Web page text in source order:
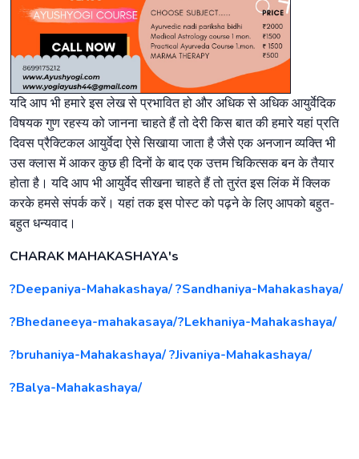
यदि आप भी हमारे इस लेख से प्रभावित हो और अधिक से अधिक आयुर्वेदिक
विषयक गुण रहस्य को जानना चाहते हैं तो देरी किस बात की हमारे यहां प्रति
दिवस प्रैक्टिकल आयुर्वेदा ऐसे सिखाया जाता है जैसे एक अनजान व्यक्ति भी
उस क्लास में आकर कुछ ही दिनों के बाद एक उत्तम चिकित्सक बन के तैयार
होता है। यदि आप भी आयुर्वेद सीखना चाहते हैं तो तुरंत इस लिंक में क्लिक
करके हमसे संपर्क करें। यहां तक इस पोस्ट को पढ़ने के लिए आपको बहुत-
बहुत धन्यवाद।
CHARAK MAHAKASHAYA's
?Deepaniya-Mahakashaya/?Sandhaniya-Mahakashaya/
?Bhedaneeya-mahakasaya/?Lekhaniya-Mahakashaya/
?bruhaniya-Mahakashaya/?Jivaniya-Mahakashaya/
?Balya-Mahakashaya/